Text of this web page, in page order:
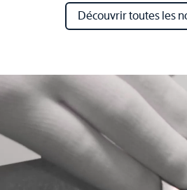
Découvrir toutes les